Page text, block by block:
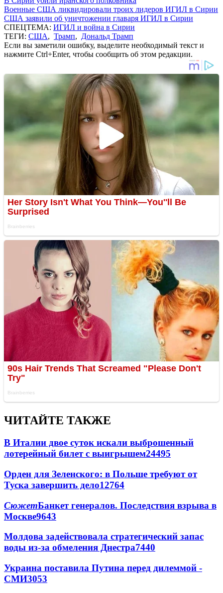
Военные США ликвидировали троих лидеров ИГИЛ в Сирии
США заявили об уничтожении главаря ИГИЛ в Сирии
СПЕЦТЕМА: ИГИЛ и война в Сирии
ТЕГИ: США, Трамп, Дональд Трамп
Если вы заметили ошибку, выделите необходимый текст и
нажмите Ctrl+Enter, чтобы сообщить об этом редакции.
ЧИТАЙТЕ ТАКЖЕ
В Италии двое суток искали выброшенный
лотерейный билет с выигрышем24495
Орден для Зеленского: в Польше требуют от
Туска завершить дело12764
СюжетБанкет генералов. Последствия взрыва в
Москве9643
Молдова задействовала стратегический запас
воды из-за обмеления Днестра7440
Украина поставила Путина перед дилеммой -
СМИ3053